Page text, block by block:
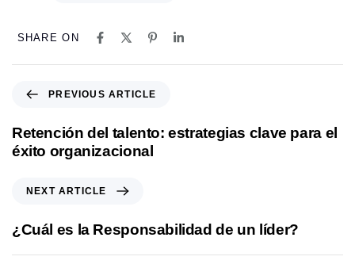
SHARE ON
e
v
A
r
PREVIOUS ARTICLE
Retención del talento: estrategias clave para el
éxito organizacional
t
A
NEXT ARTICLE
¿Cuál es la Responsabilidad de un líder?